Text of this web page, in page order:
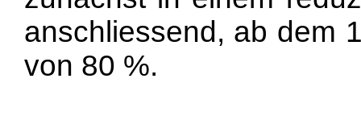
anschliessend, ab dem
von 80 %.